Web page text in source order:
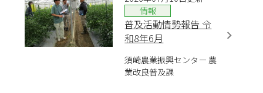
情報
普及活動情勢報告 令
和8年6月
須崎農業振興センター 農
業改良普及課